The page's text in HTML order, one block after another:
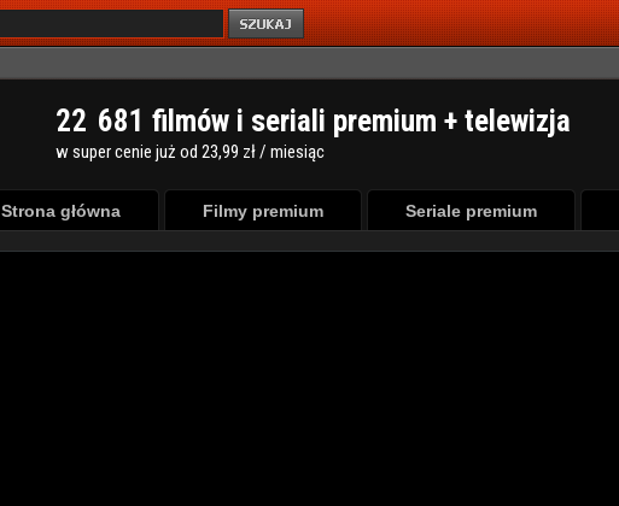
22 681 filmów i seriali premium + telewizja
w super cenie już od 23,99 zł / miesiąc
Strona główna Filmy premium Seriale premium